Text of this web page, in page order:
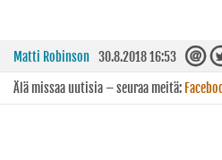
Matti Robinson 30.8.2018 16:53
Älä missaa uutisia – seuraa meitä: